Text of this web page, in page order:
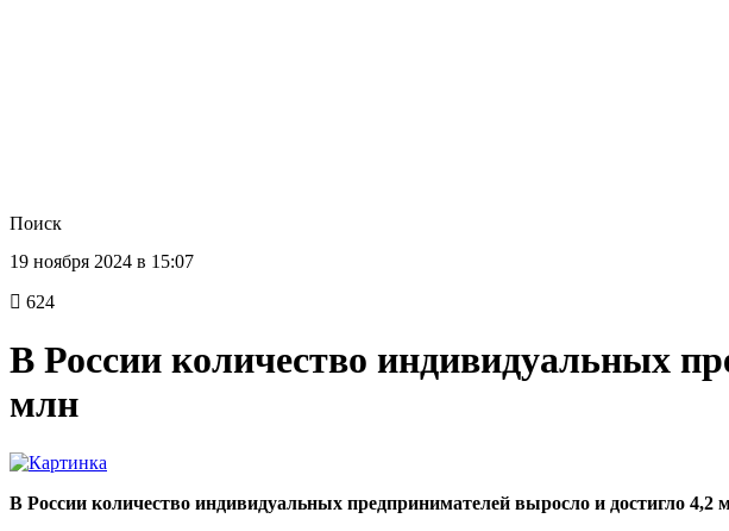
Поиск
19 ноября 2024 в 15:07
624
В России количество индивидуальных
млн
В России количество индивидуальных предпринимателей выросло и достигло 4,2